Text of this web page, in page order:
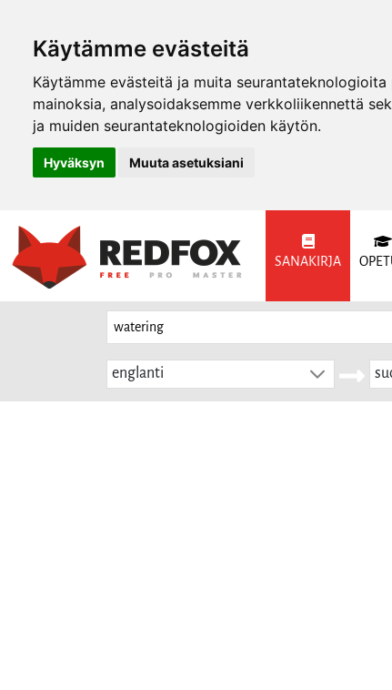
Käytämme evästeitä
Käytämme evästeitä ja muita
mainoksia, analysoidaksemme verkkoliikennettä
ja muiden seurantateknologioiden käytön.
Hyväksyn Muuta asetuksiani
SANAKIRJA
englanti